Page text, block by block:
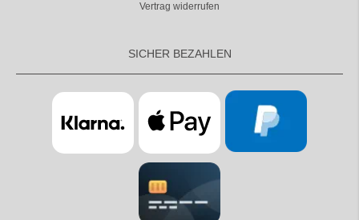
Vertrag widerrufen
SICHER BEZAHLEN